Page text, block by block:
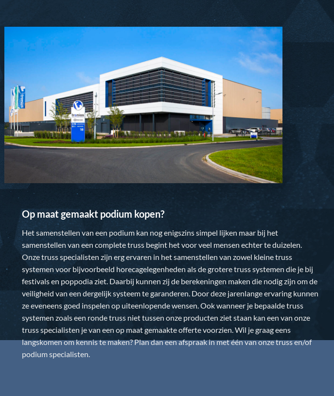
Op maat gemaakt podium kopen?
Het samenstellen van een podium kan nog enigszins simpel lijken maar bij het
samenstellen van een complete truss begint het voor veel mensen echter te duizelen.
Onze truss specialisten zijn erg ervaren in het samenstellen van zowel kleine truss
systemen voor bijvoorbeeld horecagelegenheden als de grotere truss systemen die je bij
festivals en poppodia ziet. Daarbij kunnen zij de berekeningen maken die nodig zijn om de
veiligheid van een dergelijk systeem te garanderen. Door deze jarenlange ervaring kunnen
ze eveneens goed inspelen op uiteenlopende wensen. Ook wanneer je bepaalde truss
systemen zoals een ronde truss niet tussen onze producten ziet staan kan een van onze
truss specialisten je van een op maat gemaakte offerte voorzien. Wil je graag eens
langskomen om kennis te maken? Plan dan een afspraak in met één van onze truss en/of
podium specialisten.